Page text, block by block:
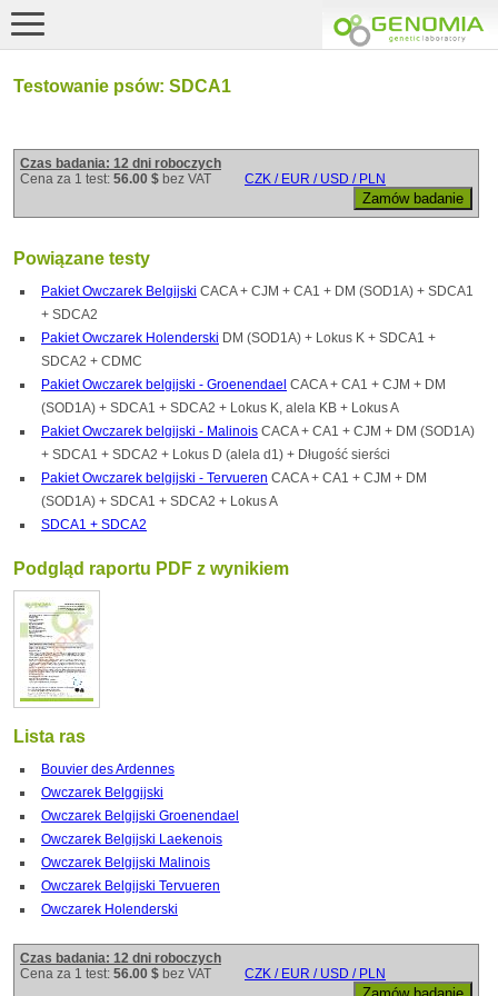
Testowanie psów: SDCA1
Czas badania: 12 dni roboczych
Cena za 1 test: 56.00 $ bez VAT CZK / EUR / USD / PLN
Powiązane testy
Pakiet Owczarek Belgijski CACA + CJM + CA1 + DM (SOD1A) + SDCA1
+ SDCA2
Pakiet Owczarek Holenderski DM (SOD1A) + Lokus K + SDCA1 +
SDCA2 + CDMC
Pakiet Owczarek belgijski - Groenendael CACA + CA1 + CJM + DM
(SOD1A) + SDCA1 + SDCA2 + Lokus K, alela KB + Lokus A
Pakiet Owczarek belgijski - Malinois CACA + CA1 + CJM + DM (SOD1A)
+ SDCA1 + SDCA2 + Lokus D (alela d1) + Długość sierści
Pakiet Owczarek belgijski - Tervueren CACA + CA1 + CJM + DM
(SOD1A) + SDCA1 + SDCA2 + Lokus A
SDCA1 + SDCA2
Podgląd raportu PDF z wynikiem
Lista ras
Bouvier des Ardennes
Owczarek Belggijski
Owczarek Belgijski Groenendael
Owczarek Belgijski Laekenois
Owczarek Belgijski Malinois
Owczarek Belgijski Tervueren
Owczarek Holenderski
Czas badania: 12 dni roboczych
Cena za 1 test: 56.00 $ bez VAT CZK / EUR / USD / PLN